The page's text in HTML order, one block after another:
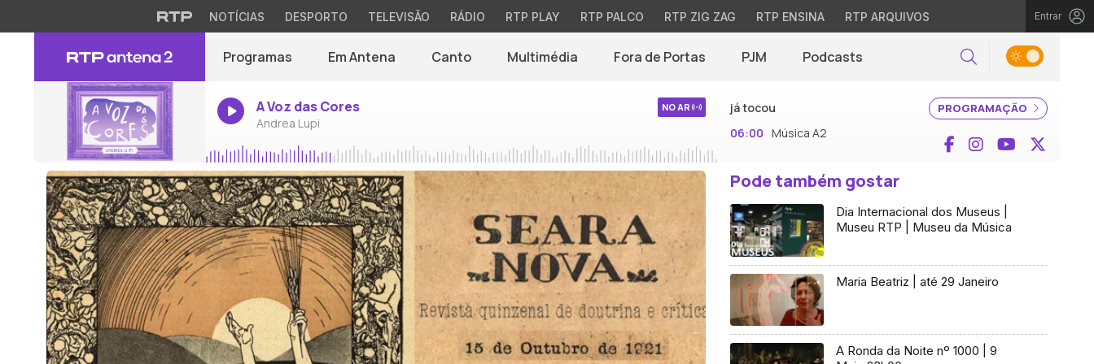
NOTÍCIAS DESPORTO TELEVISÃO RÁDIO RTP PLAY RTP PALCO RTP ZIG ZAG RTP ENSINA RTP ARQUIVOS Entrar
Programas Em Antena Canto Multimédia Fora de Portas PJM Podcasts Pesquisar
A Voz das Cores
Andrea Lupi
NO AR PROGRAMAÇÃO
já tocou
06:00 Música A2 Facebook
InstagramYouTube
Pode também gostar
Dia Internacional dos Museus |
Museu RTP | Museu da Música
Maria Beatriz | até 29 Janeiro
A Ronda da Noite nº 1000 | 9